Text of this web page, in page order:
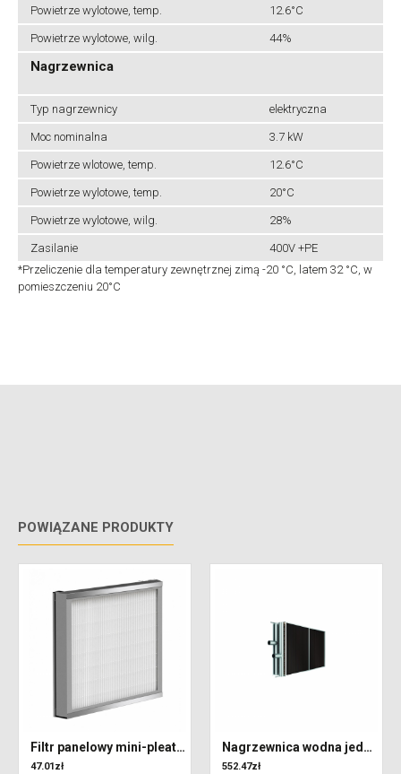
Powietrze wylotowe, temp. 12.6°C
Powietrze wylotowe, wilg. 44%
Nagrzewnica
Typ nagrzewnicy elektryczna
Moc nominalna 3.7 kW
Powietrze wlotowe, temp. 12.6°C
Powietrze wylotowe, temp. 20°C
Powietrze wylotowe, wilg. 28%
Zasilanie
400V +PE
*Przeliczenie dla temperatury zewnętrznej zimą -20 °C, latem 32 °C, w
pomieszczeniu 20°C
POWIĄZANE PRODUKTY
Filtr panelowy mini-pleat 332 x 320 x 48 klasa F7 (ePM2,5)
47.01zł
Nagrzewnica wodna jednorzędowa do centrali VENTUS VVS021
552.47zł